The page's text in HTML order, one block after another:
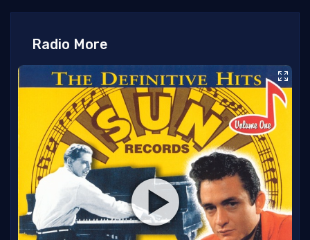
Radio More